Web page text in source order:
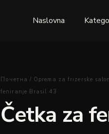
Naslovna
Почетна / Oprema za frizerske
feniranje Brasil 43
Četka za
Četka
za
feniranje
Brasil